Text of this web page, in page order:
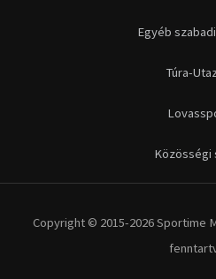
Egyéb
Túra-
Közösségi
Copyright © 2015-2026 Sportime